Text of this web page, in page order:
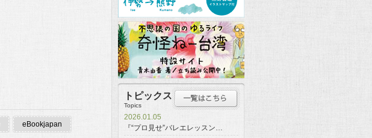
eBookjapan
トピックス
Topics
2026.01.05
『“プロ見せ”バレエレッスン…